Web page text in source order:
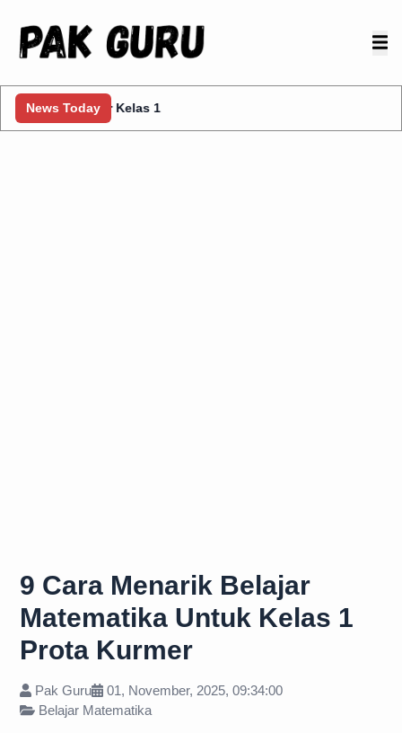
News Today 10 Tips Efektif untuk Prota Kurmer PPKn Kelas
9 Cara Menarik Belajar
Matematika Untuk Kelas 1
Prota Kurmer
Pak Guru
01, November, 2025, 09:34:00
Belajar Matematika